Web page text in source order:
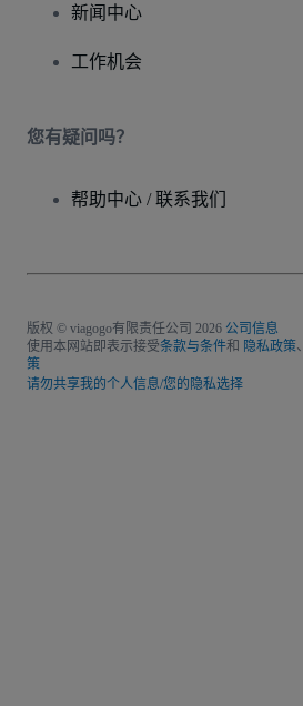
新闻中心
工作机会
您有疑问吗？
帮助中心 / 联系我们
版权 © viagogo有限责任公司 2026 公司信息
使用本网站即表示接受条款与条件和 隐私政策、
策
请勿共享我的个人信息/您的隐私选择